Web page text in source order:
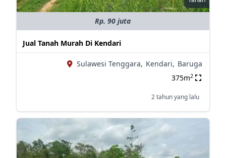
Rp. 90 juta
Jual Tanah Murah Di Kendari
Sulawesi Tenggara, Kendari, Baruga
375m2
2 tahun yang lalu